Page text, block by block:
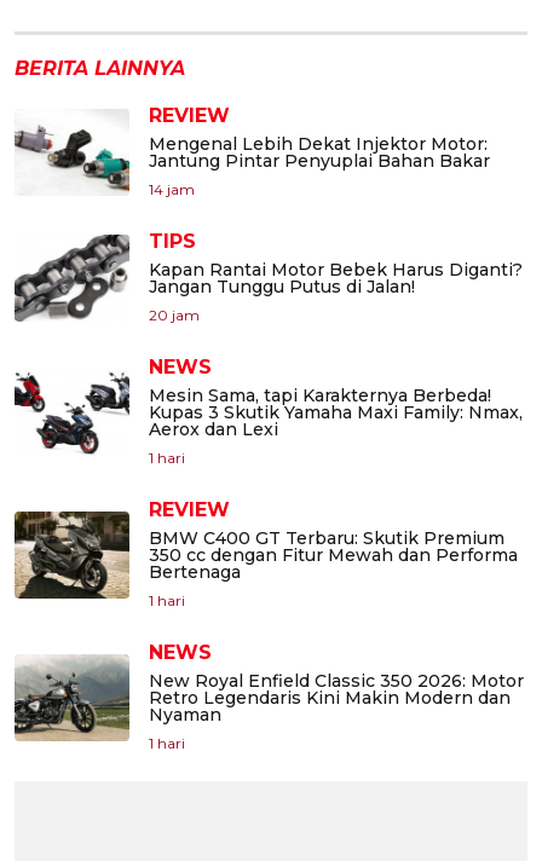
BERITA LAINNYA
REVIEW
Mengenal Lebih Dekat Injektor Motor:
Jantung Pintar Penyuplai Bahan Bakar
14 jam
TIPS
Kapan Rantai Motor Bebek Harus Diganti?
Jangan Tunggu Putus di Jalan!
20 jam
NEWS
Mesin Sama, tapi Karakternya Berbeda!
Kupas 3 Skutik Yamaha Maxi Family: Nmax,
Aerox dan Lexi
1 hari
REVIEW
BMW C400 GT Terbaru: Skutik Premium
350 cc dengan Fitur Mewah dan Performa
Bertenaga
1 hari
NEWS
New Royal Enfield Classic 350 2026: Motor
Retro Legendaris Kini Makin Modern dan
Nyaman
1 hari